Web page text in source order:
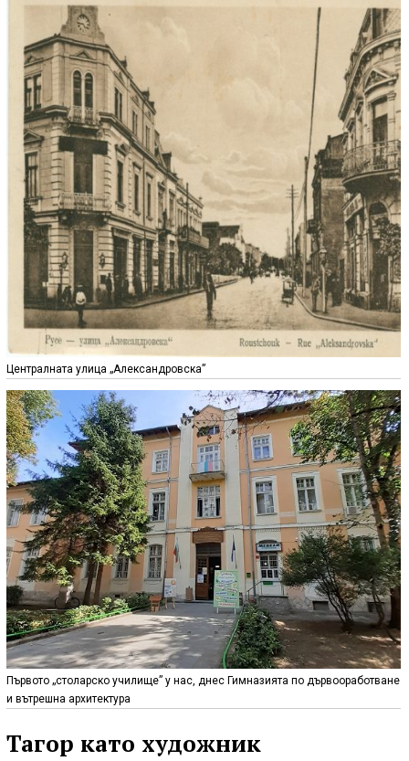
Централната улица „Александровска”
Първото „столарско училище” у нас, днес Гимназията по дървооработване
и вътрешна архитектура
Тагор като художник